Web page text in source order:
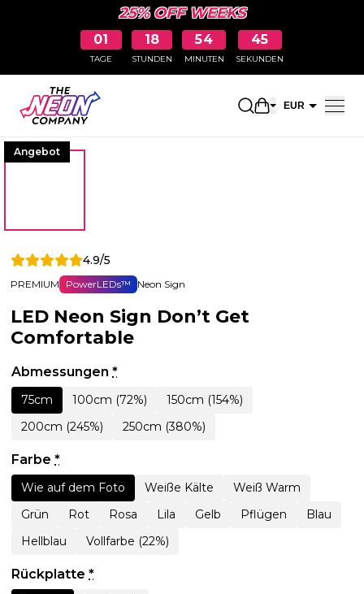
25% OFF WEEKS
01
TAGE
18
STUNDEN
54
MINUTEN
45
SEKUNDEN
Einkaufswagen
EUR
Angebot
4.9/5
PREMIUM PowerLEDs™ Neon Sign
LED Neon Sign Don’t Get
Comfortable
Abmessungen *
75cm 100cm (72%)
150cm (154%)
200cm (245%)
250cm (380%)
Farbe *
Wie auf dem Foto Weiße Kälte
Weiß Warm
Grün
Rot Rosa Lila Gelb Pflügen
Blau
Hellblau
Vollfarbe (22%)
Rückplatte *